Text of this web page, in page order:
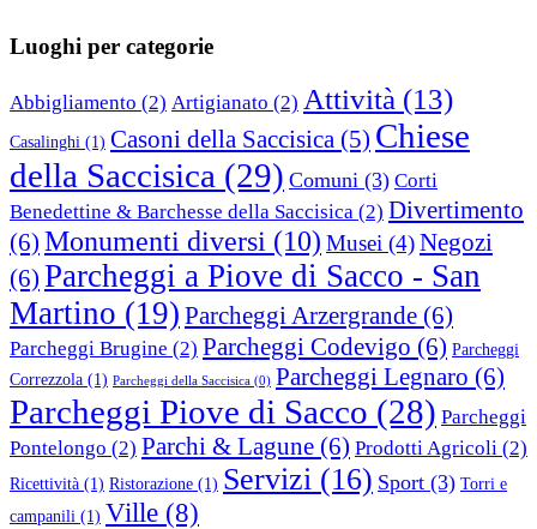
Luoghi per categorie
Abbigliamento (2) Artigianato (2) Attività (13)
Casalinghi (1) Casoni della Saccisica (5) Chiese
della Saccisica (29) Comuni (3) Corti
Benedettine & Barchesse della Saccisica (2) Divertimento
(6) Monumenti diversi (10) Musei (4)Negozi
(6) Parcheggi a Piove di Sacco - San
Martino (19) Parcheggi Arzergrande (6)
Parcheggi Brugine (2) Parcheggi Codevigo (6) Parcheggi
Correzzola (1) Parcheggi della Saccisica (0) Parcheggi Legnaro (6)
Parcheggi Piove di Sacco (28) Parcheggi
Pontelongo (2) Parchi & Lagune (6) Prodotti Agricoli (2)
Ricettività (1) Ristorazione (1) Servizi (16) Sport (3) Torri e
campanili (1) Ville (8)